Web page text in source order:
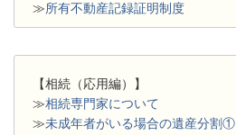
≫所有不動産記録証明制度
【相続（応用編）】
≫相続専門家について
≫未成年者がいる場合の遺産分割①